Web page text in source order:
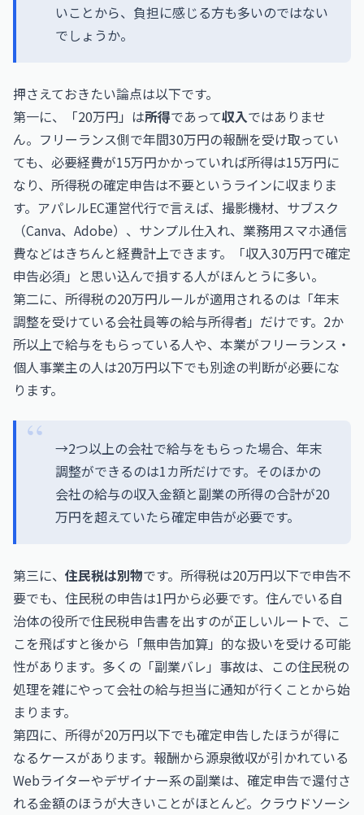
いことから、負担に感じる方も多いのではない
でしょうか。
押さえておきたい論点は以下です。
第一に、「20万円」は所得であって収入ではありませ
ん。フリーランス側で年間30万円の報酬を受け取ってい
ても、必要経費が15万円かかっていれば所得は15万円に
なり、所得税の確定申告は不要というラインに収まりま
す。アパレルEC運営代行で言えば、撮影機材、サブスク
（Canva、Adobe）、サンプル仕入れ、業務用スマホ通信
費などはきちんと経費計上できます。「収入30万円で確定
申告必須」と思い込んで損する人がほんとうに多い。
第二に、所得税の20万円ルールが適用されるのは「年末
調整を受けている会社員等の給与所得者」だけです。2か
所以上で給与をもらっている人や、本業がフリーランス・
個人事業主の人は20万円以下でも別途の判断が必要にな
ります。
→2つ以上の会社で給与をもらった場合、年末
調整ができるのは1カ所だけです。そのほかの
会社の給与の収入金額と副業の所得の合計が20
万円を超えていたら確定申告が必要です。
第三に、 住民税は別物です。所得税は20万円以下で申告不
要でも、住民税の申告は1円から必要です。住んでいる自
治体の役所で住民税申告書を出すのが正しいルートで、こ
こを飛ばすと後から「無申告加算」的な扱いを受ける可能
性があります。多くの「副業バレ」事故は、この住民税の
処理を雑にやって会社の給与担当に通知が行くことから始
まります。
第四に、所得が20万円以下でも確定申告したほうが得に
なるケースがあります。報酬から源泉徴収が引かれている
Webライターやデザイナー系の副業は、確定申告で還付さ
れる金額のほうが大きいことがほとんど。クラウドソーシ